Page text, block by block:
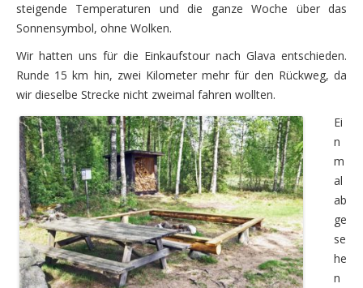
Datenschutzerklärung
2002
Kajakfahren in Polen
2007
Rumänien
2009
Mit Motorrädern vier Wochen durch Südnorwegen
Ein Wort zuvor
Die erste Woche – Südnorwegen
Sonntag, 26.07. – Die Anfahrt
steigende Temperaturen und die ganze Woche über das
Sonnensymbol, ohne Wolken.
Wir hatten uns für die Einkaufstour nach Glava entschieden.
Runde 15 km hin, zwei Kilometer mehr für den Rückweg, da
wir dieselbe Strecke nicht zweimal fahren wollten.
Ei
n
m
al
ab
ge
se
he
n